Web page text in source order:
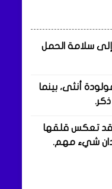
إلى سلامة الحمل
أنثى، بينما
قد تعكس قلقها
شيء مهم.